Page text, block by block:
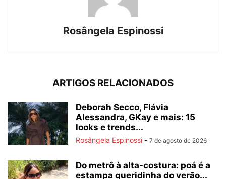
Rosângela Espinossi
ARTIGOS RELACIONADOS
Deborah Secco, Flávia
Alessandra, GKay e mais: 15
looks e trends...
Rosângela Espinossi - 7 de agosto de 2026
Do metrô à alta-costura: poá é a
estampa queridinha do verão...